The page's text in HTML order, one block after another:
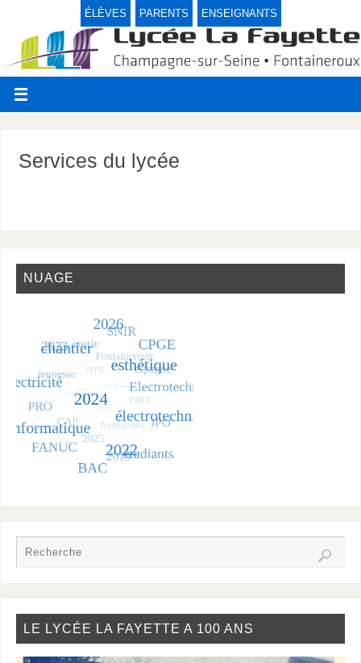
ÉLÈVES PARENTS ENSEIGNANTS
Services du lycée
NUAGE
LE LYCÉE LA FAYETTE A 100 ANS